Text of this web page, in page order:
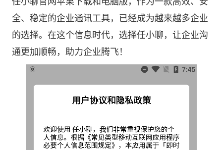
全、稳定的企业通讯工具，已经成为越来越多企业
的选择。在这个信息时代，选择任小聊，让企业沟
通更加顺畅，助力企业腾飞！